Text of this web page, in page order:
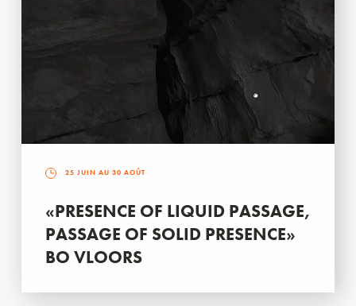
25 JUIN AU 30 AOÛT
«PRESENCE OF LIQUID PASSAGE,
PASSAGE OF SOLID PRESENCE»
BO VLOORS